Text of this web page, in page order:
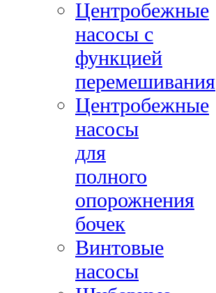
Центробежные
насосы с
функцией
перемешивания
Центробежные
насосы
для
полного
опорожнения
бочек
Винтовые
насосы